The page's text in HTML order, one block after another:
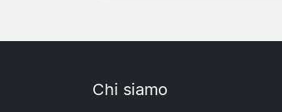
Chi siamo